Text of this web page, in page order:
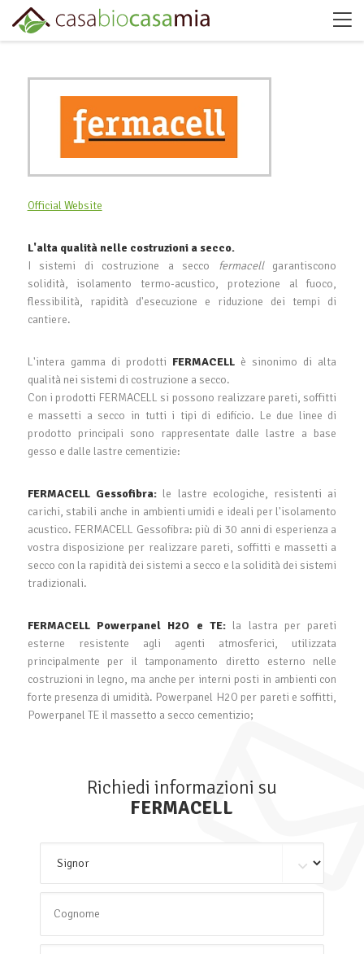
Official Website
L'alta qualità nelle costruzioni a secco.
I sistemi di costruzione a secco fermacellgarantiscono
solidità, isolamento termo-acustico, protezione al fuoco,
flessibilità, rapidità d'esecuzione e riduzione dei tempi di
cantiere.
L'intera gamma di prodotti FERMACELL è sinonimo di alta
qualità nei sistemi di costruzione a secco.
Con i prodotti FERMACELL si possono realizzare pareti, soffitti
e massetti a secco in tutti i tipi di edificio. Le due linee di
prodotto principali sono rappresentate dalle lastre a base
gesso e dalle lastre cementizie:
FERMACELL Gessofibra:le lastre ecologiche, resistenti ai
carichi, stabili anche in ambienti umidi e ideali per l'isolamento
acustico. FERMACELL Gessofibra: più di 30 anni di esperienza a
vostra disposizione per realizzare pareti, soffitti e massetti a
secco con la rapidità dei sistemi a secco e la solidità dei sistemi
tradizionali.
FERMACELL Powerpanel H2O e TE: la lastra per pareti
esterne resistente agli agenti atmosferici, utilizzata
principalmente per il tamponamento diretto esterno nelle
costruzioni in legno, ma anche per interni posti in ambienti con
forte presenza di umidità. Powerpanel H2O per pareti e soffitti,
Powerpanel TE il massetto a secco cementizio;
Richiedi informazioni su
FERMACELL